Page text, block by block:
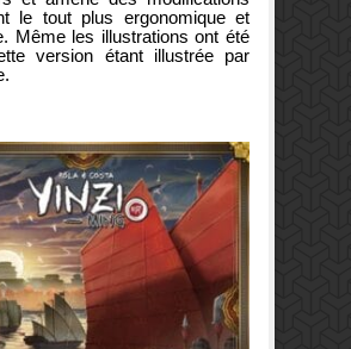
le tout plus ergonomique et
Même les illustrations ont été
version étant illustrée par